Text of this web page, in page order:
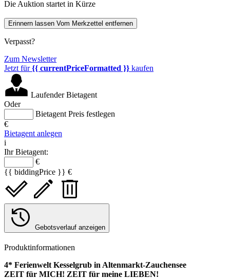
Die Auktion startet in Kürze
Erinnern lassen Vom Merkzettel entfernen
Verpasst?
Zum Newsletter
Jetzt für{{ currentPriceFormatted }} kaufen
Laufender Bietagent
Oder
Bietagent Preis festlegen
€
Bietagent anlegen
i
Ihr Bietagent:
€
{{ biddingPrice }} €
Gebotsverlauf anzeigen
Produktinformationen
4* Ferienwelt Kesselgrub in Altenmarkt-Zauchensee
ZEIT für MICH! ZEIT für meine LIEBEN!